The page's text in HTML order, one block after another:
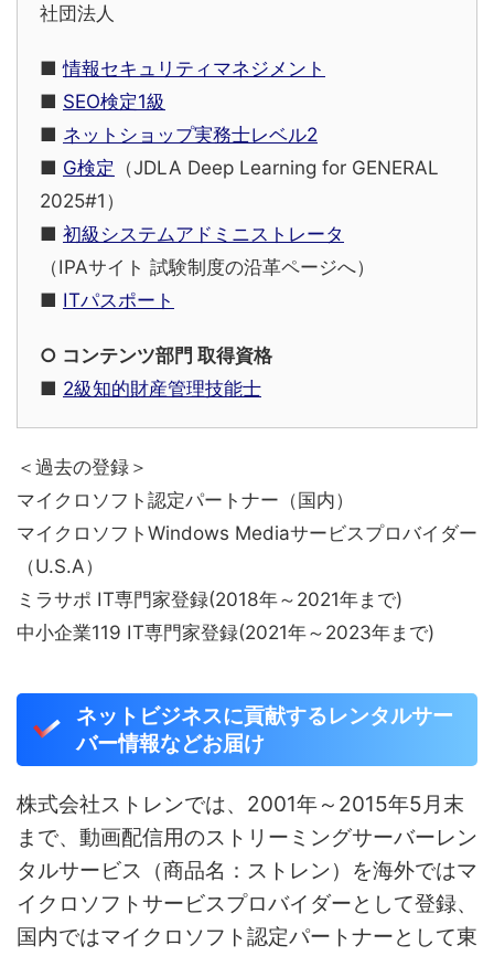
社団法人
■情報セキュリティマネジメント
■ SEO検定1級
■ ネットショップ実務士レベル2
■ G検定 （JDLA Deep Learning for GENERAL
2025#1）
■ 初級システムアドミニストレータ
（IPAサイト 試験制度の沿革ページへ）
■ ITパスポート
○ コンテンツ部門 取得資格
■ 2級知的財産管理技能士
＜過去の登録＞
マイクロソフト認定パートナー（国内）
マイクロソフトWindows Mediaサービスプロバイダー
（U.S.A）
ミラサポ IT専門家登録(2018年～2021年まで)
中小企業119 IT専門家登録(2021年～2023年まで)
ネットビジネスに貢献するレンタルサー
バー情報などお届け
株式会社ストレンでは、2001年～2015年5月末
まで、動画配信用のストリーミングサーバーレン
タルサービス（商品名：ストレン）を海外ではマ
イクロソフトサービスプロバイダーとして登録、
国内ではマイクロソフト認定パートナーとして東